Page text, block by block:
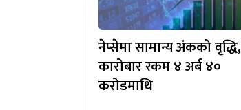
नेप्सेमा सामान्य अंकको वृद्धि,
कारोबार रकम ४ अर्ब ४०
करोडमाथि